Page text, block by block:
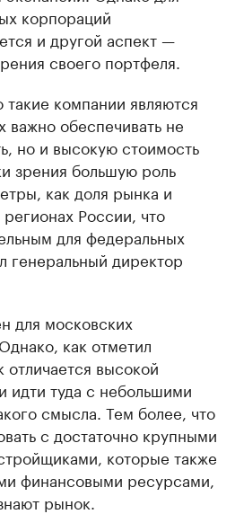
корпораций
и другой аспект —
своего портфеля.
компании являются
важно обеспечивать не
но и высокую стоимость
зрения большую роль
как доля рынка и
России, что
для федеральных
генеральный директор
для московских
как отметил
высокой
идти туда с небольшими
смысла. Тем более, что
с достаточно крупными
которые также
финансовыми ресурсами,
рынок.